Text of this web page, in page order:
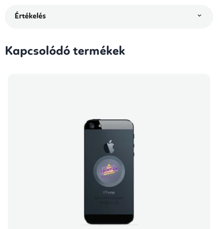
Értékelés
Kapcsolódó termékek